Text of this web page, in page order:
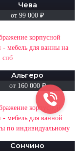
Чева
от 99 000 ₽
Альгеро
от 160 000 ₽
Сончино